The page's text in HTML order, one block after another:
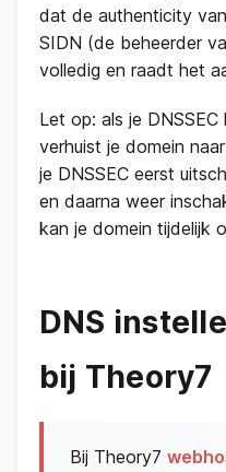
dat de authenticity
SIDN (de beheerder
volledig en raadt het
Let op: als je
verhuist je domein
je DNSSEC eerst
en daarna weer
kan je domein tijdelijk
DNS
bij Theory7
Bij Theory7